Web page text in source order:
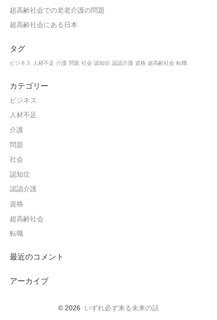
超高齢社会での老老介護の問題
超高齢社会にある日本
タグ
ビジネス 人材不足 介護 問題 社会 認知症 認認介護 資格 超高齢社会 転職
カテゴリー
ビジネス
人材不足
介護
問題
社会
認知症
認認介護
資格
超高齢社会
転職
最近のコメント
アーカイブ
© 2026 いずれ必ず来る未来の話